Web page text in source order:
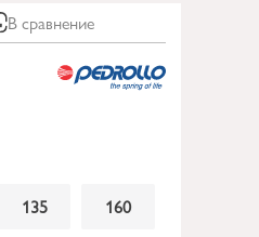
В сравнение
135
160